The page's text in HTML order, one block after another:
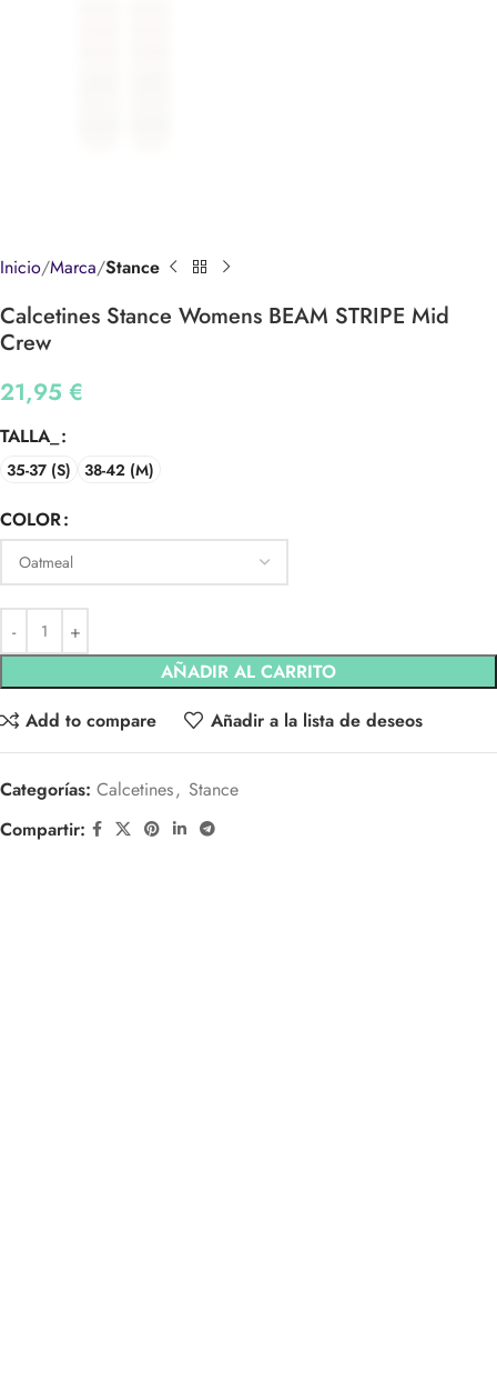
Inicio Marca Stance
Calcetines Stance Womens BEAM STRIPE Mid
Crew
21,95 €
TALLA_
35-37 (S) 38-42 (M)
COLOR
AÑADIR AL CARRITO
Add to compare
Añadir a la lista de deseos
Categorías: Calcetines, Stance
Compartir: